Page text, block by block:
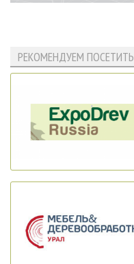
РЕКОМЕНДУЕМ ПОСЕТИТЬ